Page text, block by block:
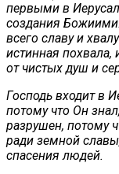
первыми в
создания
всего славу и
истинная похвала,
от чистых душ и
Господь входит в
потому что Он
разрушен, потому
ради земной
спасения людей.